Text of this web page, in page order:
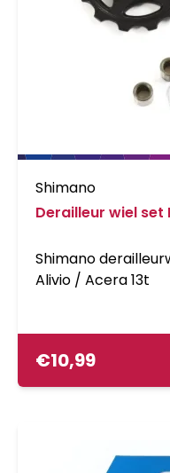
Shimano
Derailleur wiel set
Shimano
Alivio / Acera 13t
€10,99